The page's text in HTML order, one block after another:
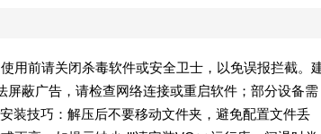
用前请关闭杀毒软件或安全卫士，以免误报拦截。
屏蔽广告，请检查网络连接或重启软件；部分设备需
装技巧：解压后不要移动文件夹，避免配置文件丢